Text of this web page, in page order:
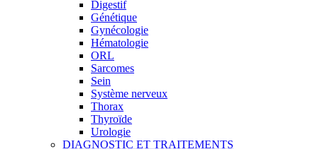
Digestif
Génétique
Gynécologie
Hématologie
ORL
Sarcomes
Sein
Système nerveux
Thorax
Thyroïde
Urologie
DIAGNOSTIC ET TRAITEMENTS